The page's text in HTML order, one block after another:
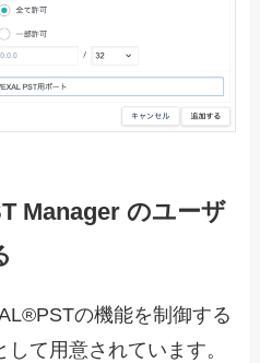
Manager のユーザ
の機能を制御する
て用意されています。